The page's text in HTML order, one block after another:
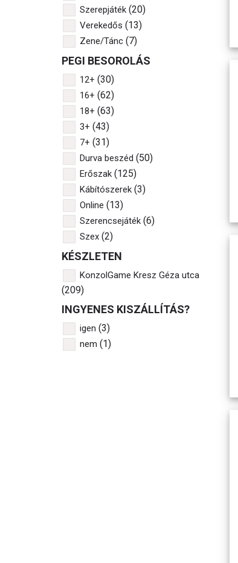
Szerepjáték (20)
Verekedős (13)
Zene/Tánc (7)
PEGI BESOROLÁS
12+ (30)
16+ (62)
18+ (63)
3+ (43)
7+ (31)
Durva beszéd (50)
Erőszak (125)
Kábítószerek (3)
Online (13)
Szerencsejáték (6)
Szex (2)
KÉSZLETEN
KonzolGame Kresz Géza utca
(209)
INGYENES KISZÁLLÍTÁS?
igen (3)
nem (1)